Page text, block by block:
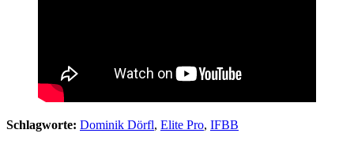
Schlagworte: Dominik Dörfl, Elite Pro, IFBB